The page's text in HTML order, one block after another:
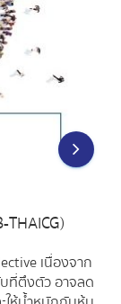
เนื่องจาก
ที่ตึงตัว อาจลด